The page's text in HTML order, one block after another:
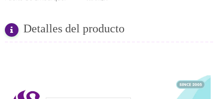
Detalles del producto